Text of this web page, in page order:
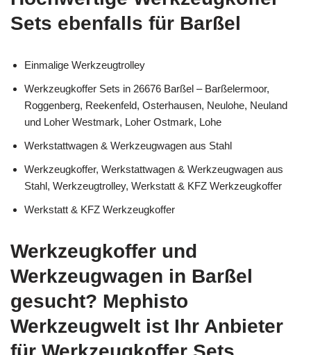
Sets ebenfalls für Barßel
Einmalige Werkzeugtrolley
Werkzeugkoffer Sets in 26676 Barßel – Barßelermoor,
Roggenberg, Reekenfeld, Osterhausen, Neulohe, Neuland
und Loher Westmark, Loher Ostmark, Lohe
Werkstattwagen & Werkzeugwagen aus Stahl
Werkzeugkoffer, Werkstattwagen & Werkzeugwagen aus
Stahl, Werkzeugtrolley, Werkstatt & KFZ Werkzeugkoffer
Werkstatt & KFZ Werkzeugkoffer
Werkzeugkoffer und
Werkzeugwagen in Barßel
gesucht? Mephisto
Werkzeugwelt ist Ihr Anbieter